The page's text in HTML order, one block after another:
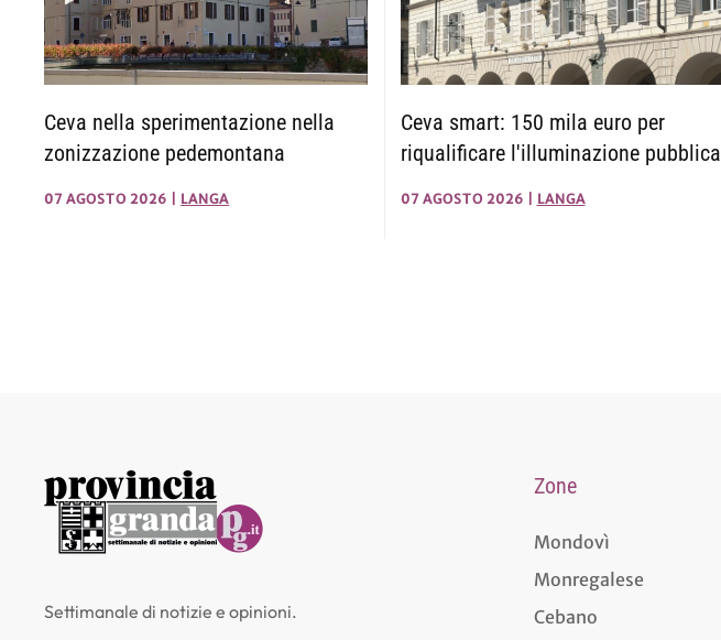
Ceva nella sperimentazione nella
zonizzazione pedemontana
07 AGOSTO 2026 LANGA
Ceva smart: 150 mila euro per
riqualificare l'illuminazione pubblica
07 AGOSTO 2026 LANGA
Settimanale di notizie e opinioni.
Zone
Mondovì
Monregalese
Cebano